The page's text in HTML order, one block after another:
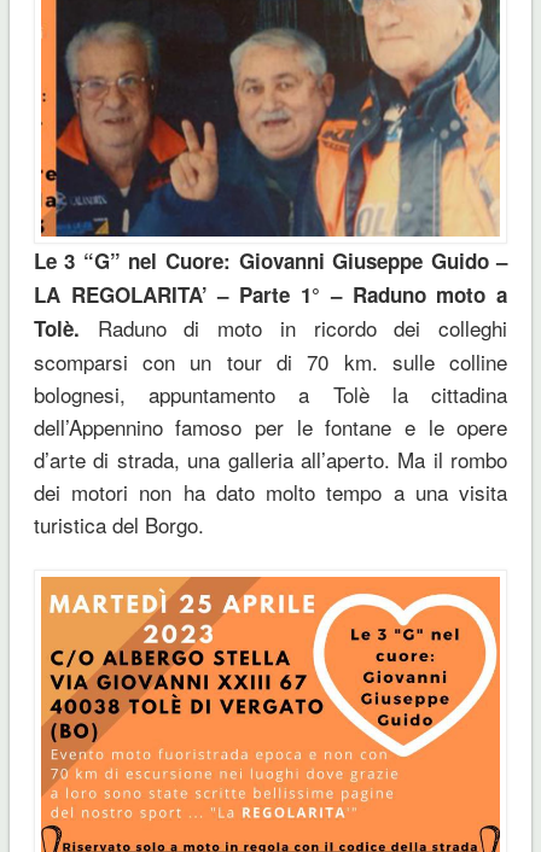
Le 3 “G” nel Cuore: Giovanni Giuseppe Guido –
LA REGOLARITA’ – Parte 1° – Raduno moto a
Tolè. Raduno di moto in ricordo dei colleghi
scomparsi con un tour di 70 km. sulle colline
bolognesi, appuntamento a Tolè la cittadina
dell’Appennino famoso per le fontane e le opere
d’arte di strada, una galleria all’aperto. Ma il rombo
dei motori non ha dato molto tempo a una visita
turistica del Borgo.